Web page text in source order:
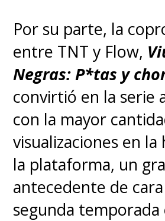
Por su parte, la
entre TNT y Flow,
Negras: P*tas y
convirtió en la serie
con la mayor
visualizaciones en
la plataforma, un
antecedente de cara
segunda temporada